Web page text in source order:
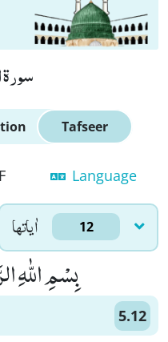
سورة
Tafseer
Language
اٰياتها 12
بِسْمِ اللّٰهِ
5.12